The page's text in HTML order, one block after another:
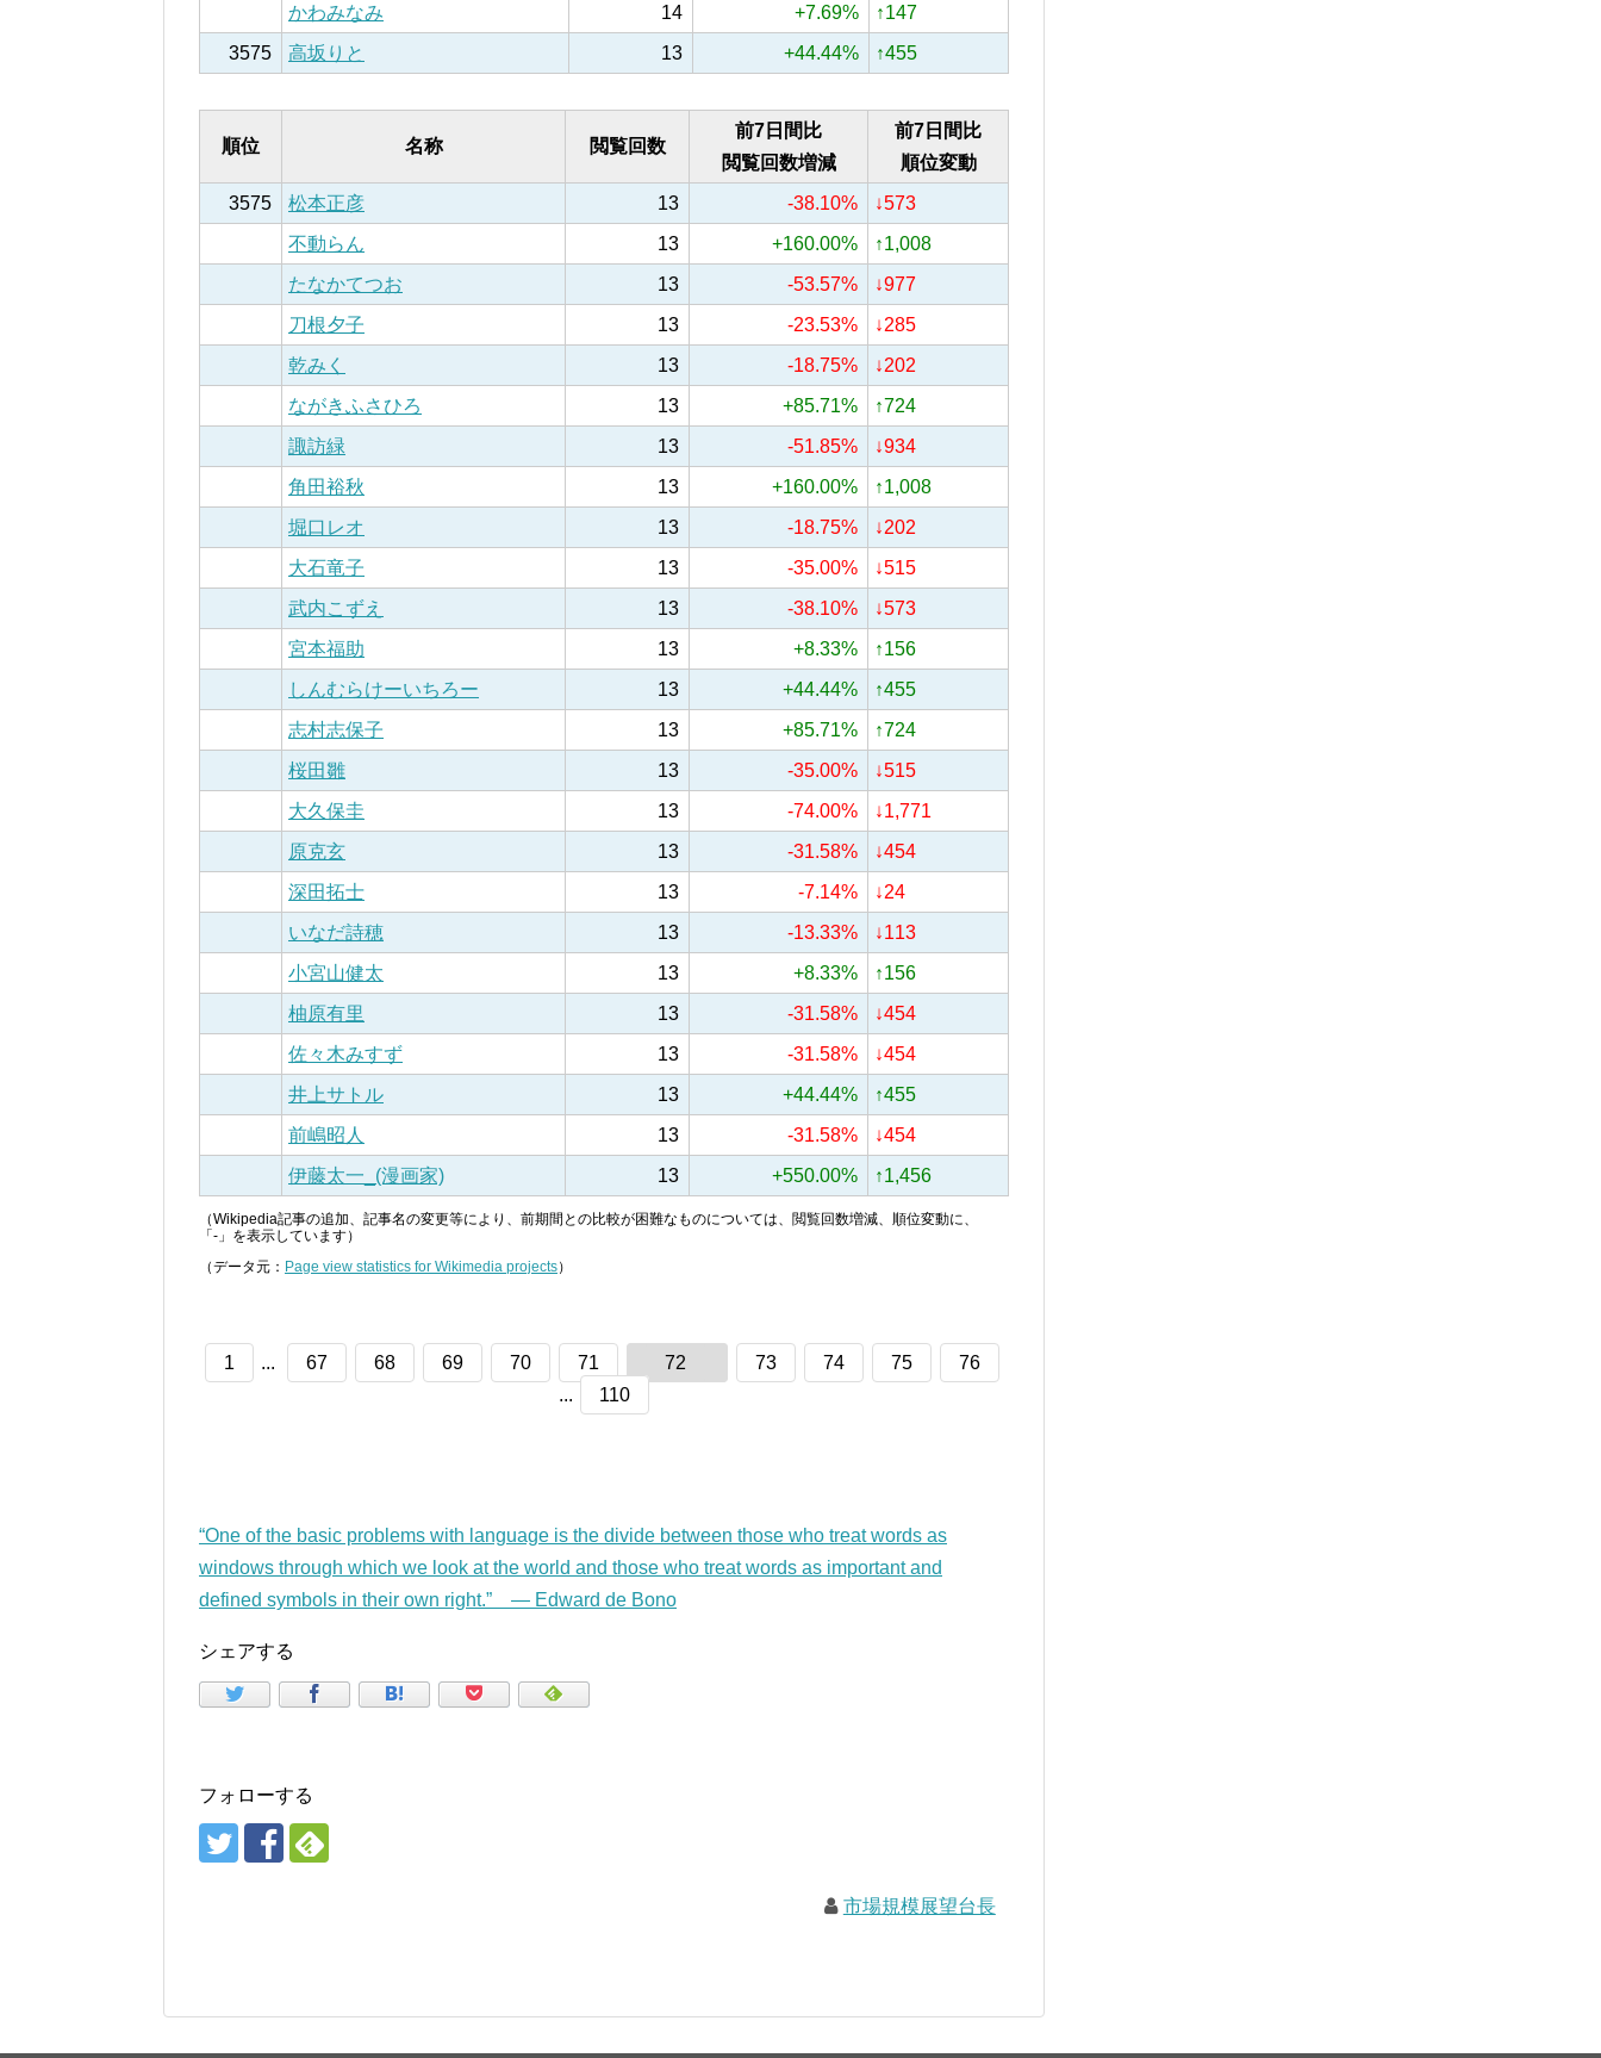
かわみなみ
14 +7.69%
↑147
3575
高坂りと 13 +44.44% ↑455
順位 名称 閲覧回数
前7日間比
閲覧回数増減
前7日間比
順位変動
3575
松本正彦 13 -38.10%
↓573
不動らん
13 +160.00%
↑1,008
たなかてつお
13 -53.57%
↓977
刀根夕子
13 -23.53%
↓285
乾みく
13 -18.75%
↓202
ながきふさひろ
13 +85.71%
↑724
諏訪緑
13 -51.85%
↓934
角田裕秋
13 +160.00%
↑1,008
堀口レオ
13 -18.75%
↓202
大石竜子
13 -35.00%
↓515
武内こずえ
13 -38.10%
↓573
宮本福助
13 +8.33%
↑156
しんむらけーいちろー
13 +44.44%
↑455
志村志保子
13 +85.71%
↑724
桜田雛
13 -35.00%
↓515
大久保圭
13 -74.00%
↓1,771
原克玄
13 -31.58%
↓454
深田拓士
13 -7.14%
↓24
いなだ詩穂
13 -13.33%
↓113
小宮山健太
13 +8.33%
↑156
柚原有里
13 -31.58%
↓454
佐々木みすず
13 -31.58%
↓454
井上サトル
13 +44.44%
↑455
前嶋昭人
13 -31.58%
↓454
伊藤太一_(漫画家)
13 +550.00% ↑1,456
（Wikipedia記事の追加、記事名の変更等により、前期間との比較が困難なものについては、閲覧回数増減、順位変動に、
「-」を表示しています）
（データ元： Page view statistics for Wikimedia projects）
1 ... 67 68 69 70 71 72 73 74 75
76
...
110
“One of the basic problems with language is the divide between those who treat words as
windows through which we look at the world and those who treat words as important and
defined symbols in their own right.” — Edward de Bono
シェアする
フォローする
市場規模展望台長